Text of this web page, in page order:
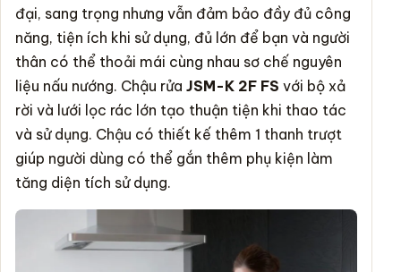
đại, sang trọng nhưng vẫn đảm bảo đầy đủ công
năng, tiện ích khi sử dụng, đủ lớn để bạn và người
thân có thể thoải mái cùng nhau sơ chế nguyên
liệu nấu nướng. Chậu rửa JSM-K 2F FS với bộ xả
rời và lưới lọc rác lớn tạo thuận tiện khi thao tác
và sử dụng. Chậu có thiết kế thêm 1 thanh trượt
giúp người dùng có thể gắn thêm phụ kiện làm
tăng diện tích sử dụng.